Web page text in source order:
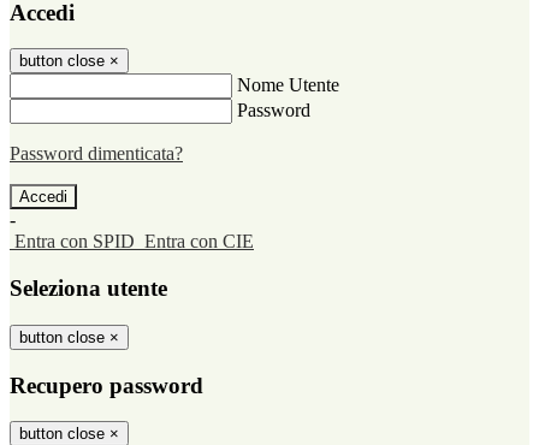
Accedi
button close ×
Nome Utente
Password
Password dimenticata?
-
Entra con SPID Entra con CIE
Seleziona utente
button close ×
Recupero password
button close ×